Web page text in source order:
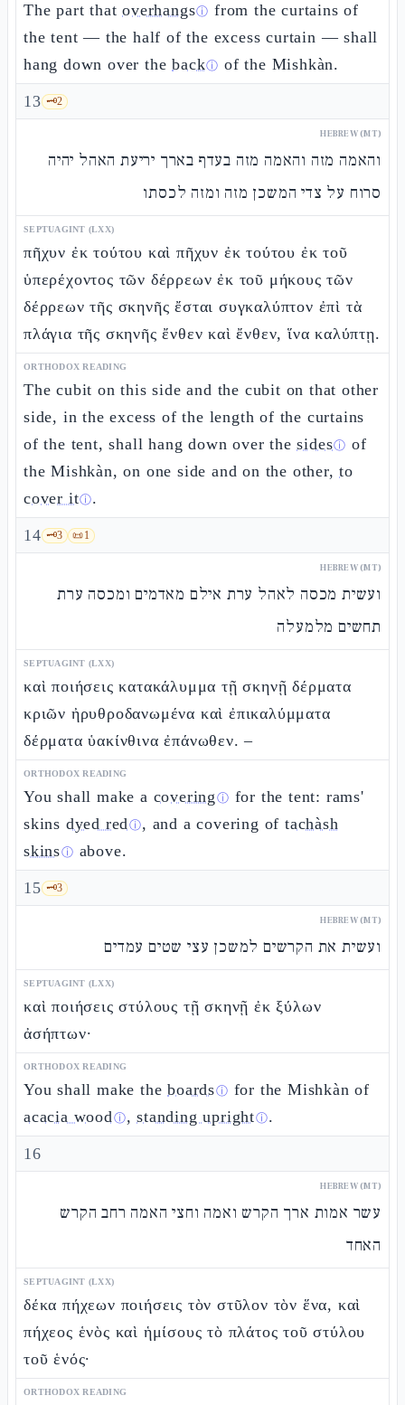
The part thatoverhangsⓘ from the curtains of
the tent — the half of the excess curtain — shall
hang down over thebackⓘ of the Mishkàn.
13 🗝️2
HEBREW (MT)
והאמה מזה והאמה מזה בעדף בארך יריעת האהל יהיה
סרוח על צדי המשכן מזה ומזה לכסתו
SEPTUAGINT (LXX)
πῆχυν ἐκ τούτου καὶ πῆχυν ἐκ τούτου ἐκ τοῦ
ὑπερέχοντος τῶν δέρρεων ἐκ τοῦ μήκους τῶν
δέρρεων τῆς σκηνῆς ἔσται συγκαλύπτον ἐπὶ τὰ
πλάγια τῆς σκηνῆς ἔνθεν καὶ ἔνθεν, ἵνα καλύπτῃ.
ORTHODOX READING
The cubit on this side and the cubit on that other
side, in the excess of the length of the curtains
of the tent, shall hang down over thesidesⓘ of
the Mishkàn, on one side and on the other,to
cover itⓘ.
14 🗝️3 📜1
HEBREW (MT)
ועשית מכסה לאהל ערת אילם מאדמים ומכסה ערת
תחשים מלמעלה
SEPTUAGINT (LXX)
καὶ ποιήσεις κατακάλυμμα τῇ σκηνῇ δέρματα
κριῶν ἠρυθροδανωμένα καὶ ἐπικαλύμματα
δέρματα ὑακίνθινα ἐπάνωθεν. –
ORTHODOX READING
You shall make a covering ⓘ for the tent: rams'
skins dyed redⓘ, and a covering oftachàsh
skinsⓘ above.
15 🗝️3
HEBREW (MT)
ועשית את הקרשים למשכן עצי שטים עמדים
SEPTUAGINT (LXX)
καὶ ποιήσεις στύλους τῇ σκηνῇ ἐκ ξύλων
ἀσήπτων·
ORTHODOX READING
You shall make theboardsⓘ for the Mishkàn of
acacia woodⓘ,standing uprightⓘ.
16
HEBREW (MT)
עשר אמות ארך הקרש ואמה וחצי האמה רחב הקרש
האחד
SEPTUAGINT (LXX)
δέκα πήχεων ποιήσεις τὸν στῦλον τὸν ἕνα, καὶ
πήχεος ἑνὸς καὶ ἡμίσους τὸ πλάτος τοῦ στύλου
τοῦ ἑνός·
ORTHODOX READING